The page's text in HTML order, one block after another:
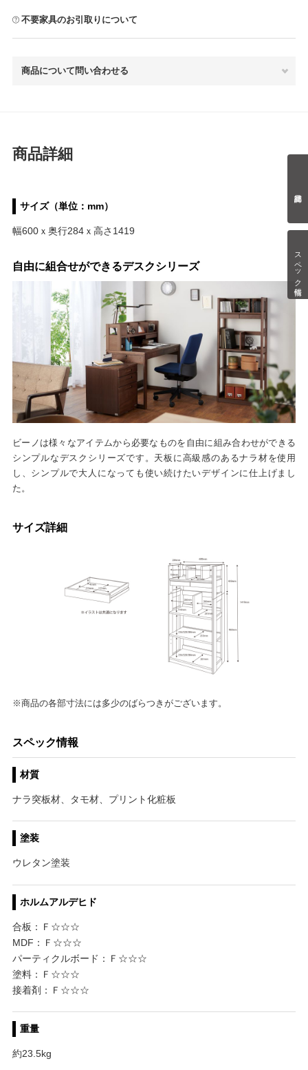
スペック情報
不要家具のお引取りについて
商品について問い合わせる
商品詳細
サイズ（単位：mm）
幅600ｘ奥行284ｘ高さ1419
自由に組合せができるデスクシリーズ
ビーノは様々なアイテムから必要なものを自由に組み合わせができる
シンプルなデスクシリーズです。天板に高級感のあるナラ材を使用
し、シンプルで大人になっても使い続けたいデザインに仕上げまし
た。
サイズ詳細
※商品の各部寸法には多少のばらつきがございます。
スペック情報
材質
ナラ突板材、タモ材、プリント化粧板
塗装
ウレタン塗装
ホルムアルデヒド
合板：Ｆ☆☆☆
MDF：Ｆ☆☆☆
パーティクルボード：Ｆ☆☆☆
塗料：Ｆ☆☆☆
接着剤：Ｆ☆☆☆
重量
約23.5kg